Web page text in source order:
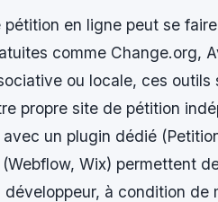
pétition en ligne peut se
comme Change.org,
ou locale, ces
propre site de pétition
un plugin dédié
Wix) permettent
développeur, à condition de